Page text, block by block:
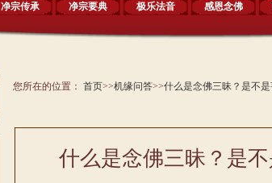
净宗传承 净宗要典 极乐法音 感恩念佛
您所在的位置： 首页>>机缘问答>>什么是念佛三昧？是不
什么是念佛三昧？是